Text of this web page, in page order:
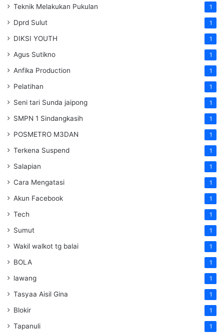
Teknik Melakukan Pukulan 1
Dprd Sulut 1
DIKSI YOUTH 1
Agus Sutikno 1
Anfika Production 1
Pelatihan 1
Seni tari Sunda jaipong 1
SMPN 1 Sindangkasih 1
POSMETRO M3DAN 1
Terkena Suspend 1
Salapian 1
Cara Mengatasi 1
Akun Facebook 1
Tech 1
Sumut 1
Wakil walkot tg balai 1
BOLA 1
lawang 1
Tasyaa Aisil Gina 1
Blokir 1
Tapanuli 1